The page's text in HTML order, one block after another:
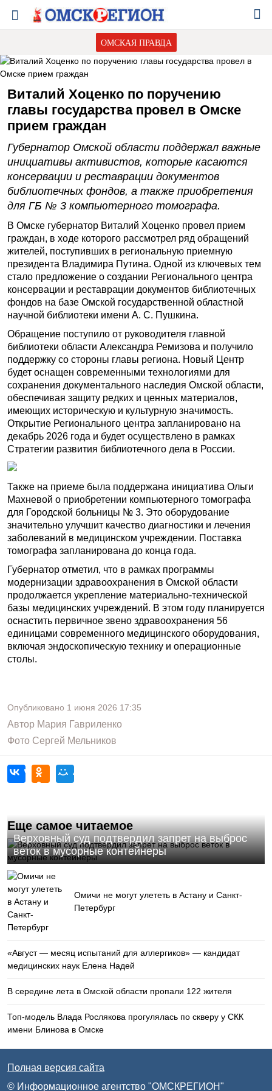
ОМСКАЯ ПРАВДА
Виталий Хоценко по поручению
главы государства провел в Омске
прием граждан
Губернатор Омской области поддержал важные
инициативы активистов, которые касаются
консервации и реставрации документов
библиотечных фондов, а также приобретения
для ГБ № 3 компьютерного томографа.
В Омске губернатор Виталий Хоценко провел прием
граждан, в ходе которого рассмотрел ряд обращений
жителей, поступивших в региональную приемную
президента Владимира Путина. Одной из ключевых тем
стало предложение о создании Регионального центра
консервации и реставрации документов библиотечных
фондов на базе Омской государственной областной
научной библиотеки имени А. С. Пушкина.
Обращение поступило от руководителя главной
библиотеки области Александра Ремизова и получило
поддержку со стороны главы региона. Новый Центр
будет оснащен современными технологиями для
сохранения документального наследия Омской области,
обеспечивая защиту редких и ценных материалов,
имеющих историческую и культурную значимость.
Открытие Регионального центра запланировано на
декабрь 2026 года и будет осуществлено в рамках
Стратегии развития библиотечного дела в России.
Также на приеме была поддержана инициатива Ольги
Махневой о приобретении компьютерного томографа
для Городской больницы № 3. Это оборудование
значительно улучшит качество диагностики и лечения
заболеваний в медицинском учреждении. Поставка
томографа запланирована до конца года.
Губернатор отметил, что в рамках программы
модернизации здравоохранения в Омской области
продолжается укрепление материально-технической
базы медицинских учреждений. В этом году планируется
оснастить первичное звено здравоохранения 56
единицами современного медицинского оборудования,
включая эндоскопическую технику и операционные
столы.
Опубликовано 1 июня 2026 17:35
Автор Мария Гавриленко
Фото Сергей Мельников
Еще самое читаемое
Верховный суд подтвердил запрет на выброс
веток в мусорные контейнеры
Омичи не могут улететь в Астану и Санкт-
Петербург
«Август — месяц испытаний для аллергиков» — кандидат
медицинских наук Елена Надей
В середине лета в Омской области пропали 122 жителя
Топ-модель Влада Рослякова прогулялась по скверу у СКК
имени Блинова в Омске
Полная версия сайта
© Информационное агентство "ОМСКРЕГИОН"